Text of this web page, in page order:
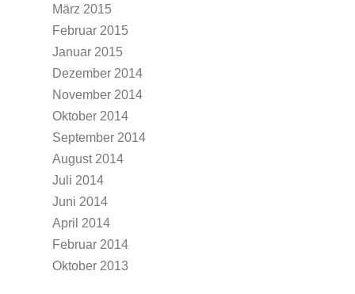
März 2015
Februar 2015
Januar 2015
Dezember 2014
November 2014
Oktober 2014
September 2014
August 2014
Juli 2014
Juni 2014
April 2014
Februar 2014
Oktober 2013